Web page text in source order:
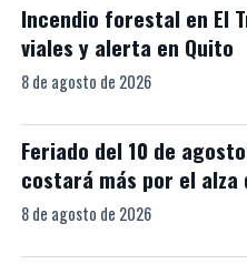
Incendio forestal en El
viales y alerta en Quito
8 de agosto de 2026
Feriado del 10 de
costará más por el alza
8 de agosto de 2026